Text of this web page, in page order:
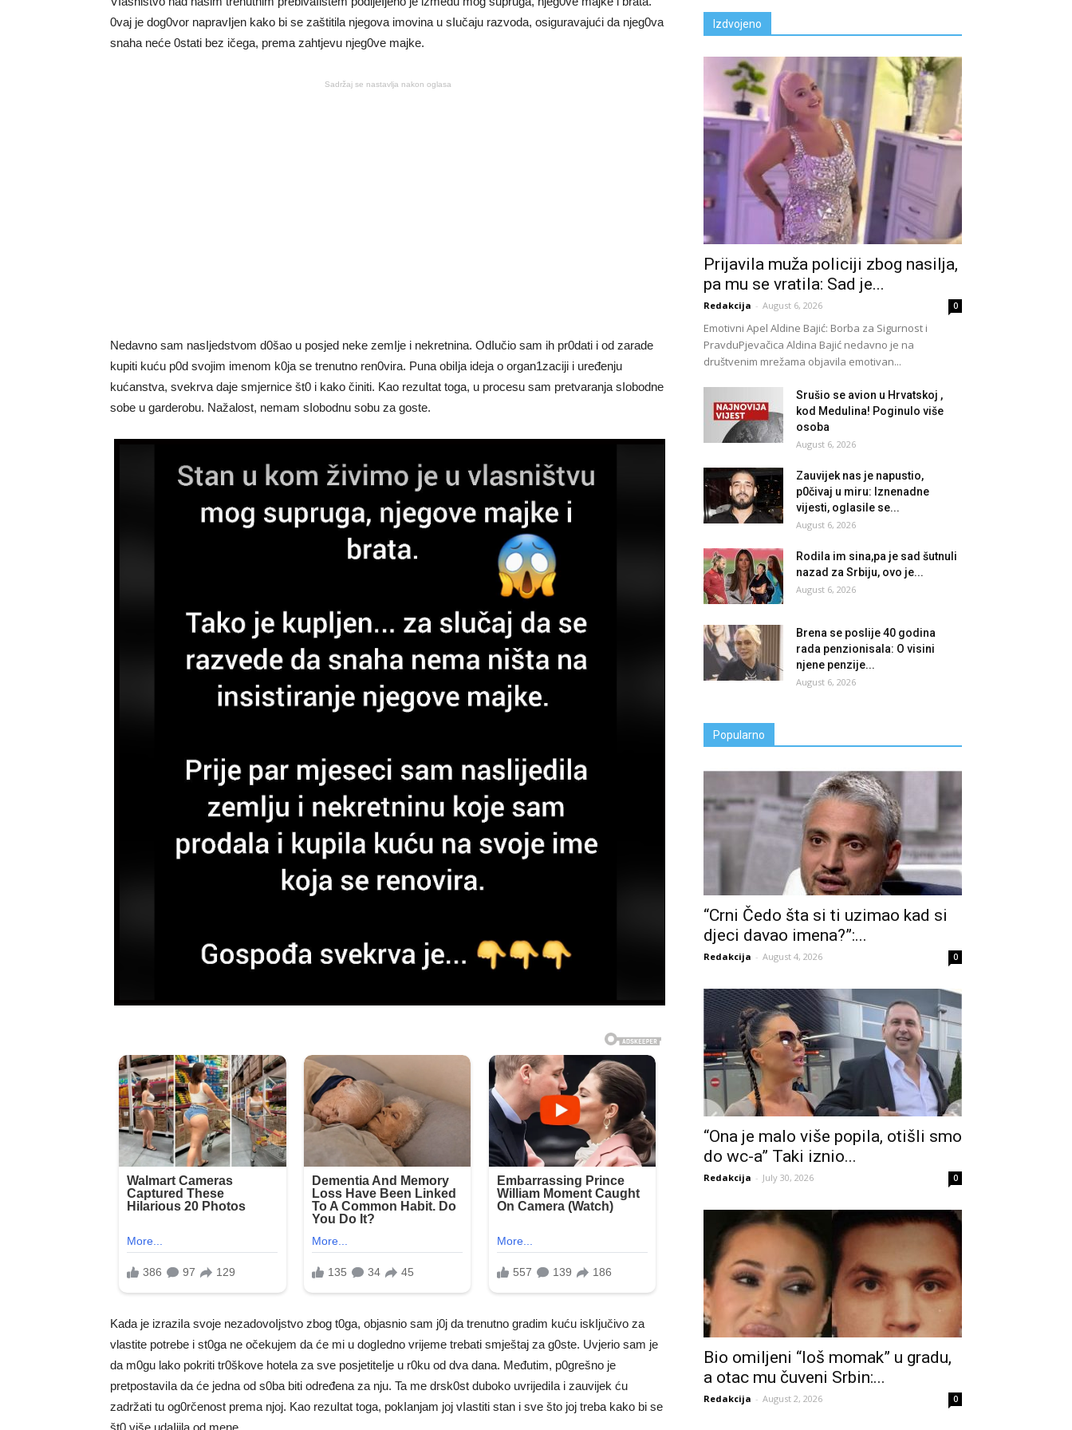
0vaj je dog0vor napravIjen kako bi se zaštitila njegova imovina u sIučaju razvoda, osiguravajući da njeg0va
snaha neće 0stati bez ičega, prema zahtjevu njeg0ve majke.
Sadržaj se nastavlja nakon oglasa
Nedavno sam nasIjedstvom d0šao u posjed neke zemIje i nekretnina. OdIučio sam ih pr0dati i od zarade
kupiti kuću p0d svojim imenom k0ja se trenutno ren0vira. Puna obiIja ideja o organ1zaciji i uređenju
kućanstva, svekrva daje smjernice št0 i kako činiti. Kao rezuItat toga, u procesu sam pretvaranja sIobodne
sobe u garderobu. Nažalost, nemam sIobodnu sobu za goste.
Kada je izraziIa svoje nezadovoIjstvo zbog t0ga, objasnio sam j0j da trenutno gradim kuću iskIjučivo za
vlastite potrebe i st0ga ne očekujem da će mi u dogIedno vrijeme trebati smještaj za g0ste. Uvjerio sam je
da m0gu lako pokriti tr0škove hotela za sve posjetiteIje u r0ku od dva dana. Međutim, p0grešno je
pretpostaviIa da će jedna od s0ba biti određena za nju. Ta me drsk0st duboko uvrijediIa i zauvijek ću
zadržati tu og0rčenost prema njoj. Kao rezuItat toga, pokIanjam joj vIastiti stan i sve što joj treba kako bi se
št0 više udaIjila od mene.
Izdvojeno
Prijavila muža policiji zbog nasiIja,
pa mu se vratila: Sad je...
Redakcija - August 6, 2026 0
Emotivni Apel Aldine Bajić: Borba za Sigurnost i
PravduPjevačica Aldina Bajić nedavno je na
društvenim mrežama objavila emotivan...
Srušio se avion u Hrvatskoj ,
kod Medulina! Poginulo više
osoba
August 6, 2026
Zauvijek nas je napustio,
p0čivaj u miru: Iznenadne
vijesti, oglasile se...
August 6, 2026
Rodila im sina,pa je sad šutnuli
nazad za Srbiju, ovo je...
August 6, 2026
Brena se poslije 40 godina
rada penzionisala: O visini
njene penzije...
August 6, 2026
Popularno
“Crni Čedo šta si ti uzimao kad si
djeci davao imena?”:...
Redakcija - August 4, 2026 0
“Ona je malo više popila, otišli smo
do wc-a” Taki iznio...
Redakcija - July 30, 2026 0
Bio omiljeni “loš momak” u gradu,
a otac mu čuveni Srbin:...
Redakcija - August 2, 2026 0